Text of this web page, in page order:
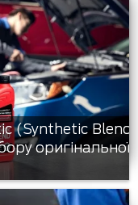
(Synthetic Blend
оригінальної